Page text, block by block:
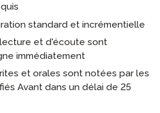
standard et incrémentielle
et d'écoute sont
immédiatement
et orales sont notées par les
Avant dans un délai de 25